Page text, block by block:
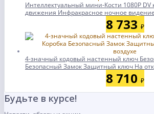
Интеллектуальный мини-Кости 1080P
движения Инфракрасное ночное
8 733 ₽
4-значный кодовый настенный ключ
Безопасный Замок Защитный ключ На
8 710 ₽
Будьте в курсе!